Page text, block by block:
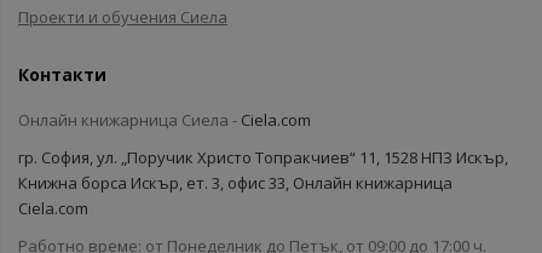
Проекти и обучения Сиела
Контакти
Онлайн книжарница Сиела - Ciela.com
гр. София, ул. „Поручик Христо Топракчиев“ 11, 1528 НПЗ Искър,
Книжна борса Искър, ет. 3, офис 33, Онлайн книжарница
Ciela.com
Работно време: от Понеделник до Петък, от 09:00 до 17:00 ч.